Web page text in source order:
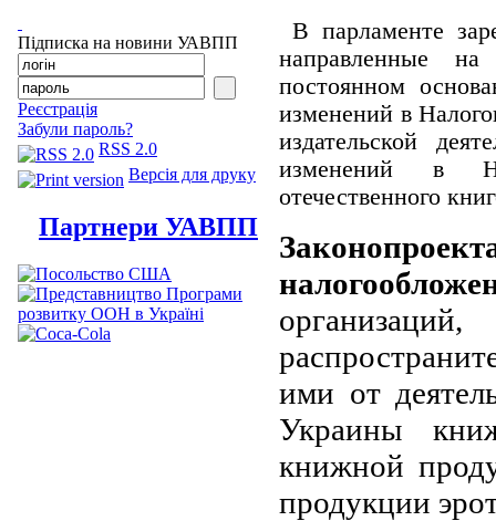
Підписка на новини УАВПП
Реєстрація
Забули пароль?
RSS 2.0
Версія для друку
Партнери УАВПП
В парламенте
направленные
постоянном
изменений в
издательской
изменений в
отечественного
ими от
Украины
книжной
продукции